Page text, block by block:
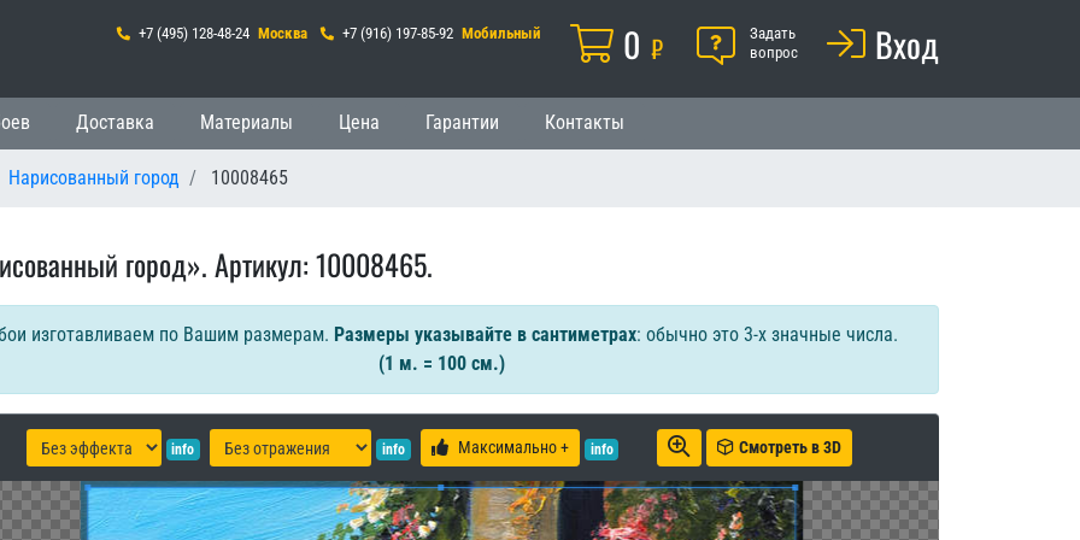
+7 (495) 128-48-24 Москва +7 (916) 197-85-92 Мобильный Корзина
0 ₽ ПомощьЗадать
вопрос
Вход
Доставка Материалы Цена Гарантии Контакты
Нарисованный город 10008465
город». Артикул: 10008465.
изготавливаем по Вашим размерам. Размеры указывайте в сантиметрах: обычно это 3-х значные числа.
(1 м. = 100 см.)
info info Максимально + info Смотреть в 3D